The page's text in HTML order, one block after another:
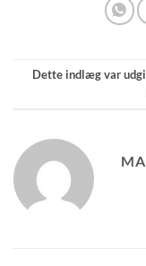
Dette indlæg var